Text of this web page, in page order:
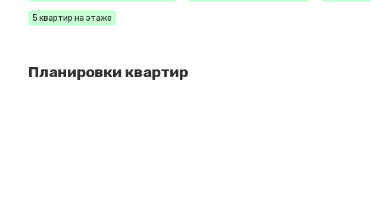
5 квартир на этаже
Планировки квартир